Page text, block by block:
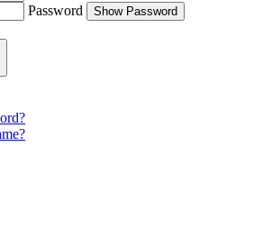
Password
Show Password